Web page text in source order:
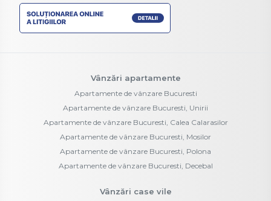
Vânzări apartamente
Apartamente de vânzare Bucuresti
Apartamente de vânzare Bucuresti, Unirii
Apartamente de vânzare Bucuresti, Calea Calarasilor
Apartamente de vânzare Bucuresti, Mosilor
Apartamente de vânzare Bucuresti, Polona
Apartamente de vânzare Bucuresti, Decebal
Vânzări case vile